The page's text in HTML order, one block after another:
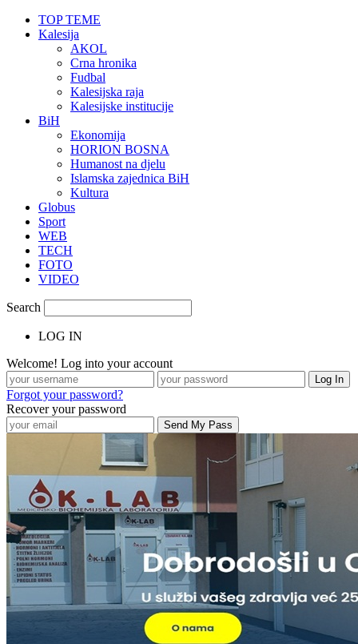
TOP TEME
Kalesija
AKOL
Crna hronika
Fudbal
Kalesijska raja
Kalesijske institucije
BiH
Ekonomija
HORION BOSNA
Humanost na djelu
Islamska zajednica BiH
Kultura
Globus
Sport
WEB
TECH
FOTO
VIDEO
Search
LOG IN
Welcome! Log into your account
Forgot your password?
Recover your password